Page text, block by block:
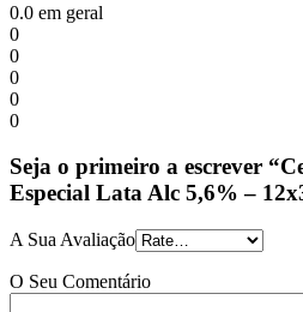
0.0 em geral
0
0
0
0
0
Seja o primeiro a escrever
Especial Lata Alc 5,6% –
A Sua Avaliação
O Seu Comentário